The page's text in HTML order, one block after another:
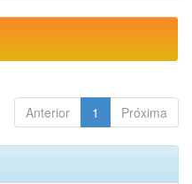
Anterior 1 Próxima